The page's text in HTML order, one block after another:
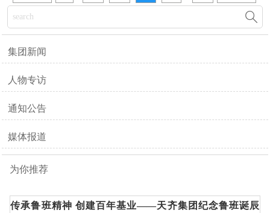

集团新闻
人物专访
通知公告
媒体报道
为你推荐
传承鲁班精神 创建百年基业——天齐集团纪念鲁班诞辰